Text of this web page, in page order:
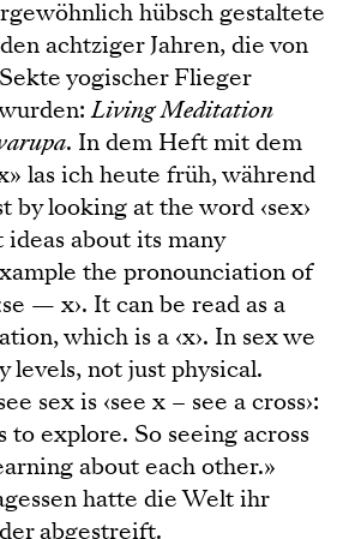
hübsch gestaltete
achtziger Jahren, die von
yogischer Flieger
Living Meditation
. In dem Heft mit dem
las ich heute früh, während
by looking at the word ‹sex›
about its many
the pronounciation of
— x›. It can be read as a
which is a ‹x›. In sex we
levels, not just physical.
sex is ‹see x – see a cross›:
to explore. So seeing across
about each other.»
hatte die Welt ihr
abgestreift.